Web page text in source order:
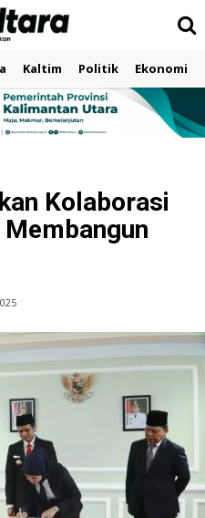
Kaltim Politik Ekonomi
Kolaborasi